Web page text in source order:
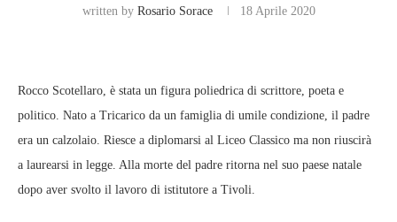
written by Rosario Sorace 18 Aprile 2020
Rocco Scotellaro, è stata un figura poliedrica di scrittore, poeta e
politico. Nato a Tricarico da un famiglia di umile condizione, il padre
era un calzolaio. Riesce a diplomarsi al Liceo Classico ma non riuscirà
a laurearsi in legge. Alla morte del padre ritorna nel suo paese natale
dopo aver svolto il lavoro di istitutore a Tivoli.